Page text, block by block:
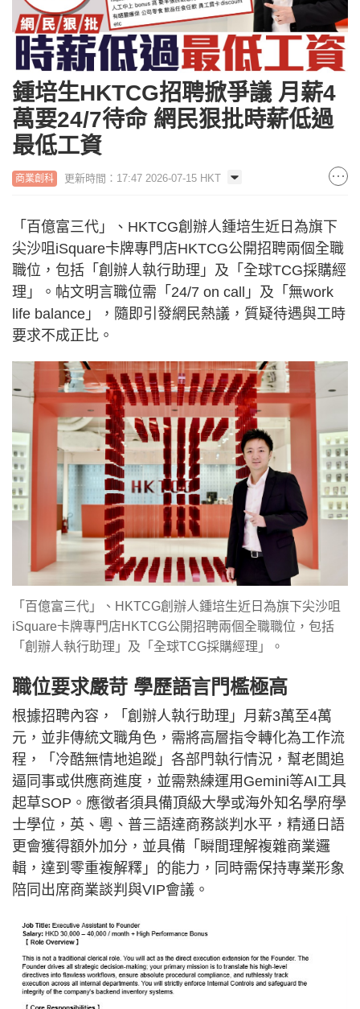
鍾培生HKTCG招聘掀爭議 月薪4
萬要24/7待命 網民狠批時薪低過
最低工資
商業創科 更新時間：17:47 2026-07-15 HKT
「百億富三代」、HKTCG創辦人鍾培生近日為旗下
尖沙咀iSquare卡牌專門店HKTCG公開招聘兩個全職
職位，包括「創辦人執行助理」及「全球TCG採購經
理」。帖文明言職位需「24/7 on call」及「無work
life balance」，隨即引發網民熱議，質疑待遇與工時
要求不成正比。
「百億富三代」、HKTCG創辦人鍾培生近日為旗下尖沙咀
iSquare卡牌專門店HKTCG公開招聘兩個全職職位，包括
「創辦人執行助理」及「全球TCG採購經理」。
職位要求嚴苛 學歷語言門檻極高
根據招聘內容，「創辦人執行助理」月薪3萬至4萬
元，並非傳統文職角色，需將高層指令轉化為工作流
程，「冷酷無情地追蹤」各部門執行情況，幫老闆追
逼同事或供應商進度，並需熟練運用Gemini等AI工具
起草SOP。應徵者須具備頂級大學或海外知名學府學
士學位，英、粵、普三語達商務談判水平，精通日語
更會獲得額外加分，並具備「瞬間理解複雜商業邏
輯，達到零重複解釋」的能力，同時需保持專業形象
陪同出席商業談判與VIP會議。